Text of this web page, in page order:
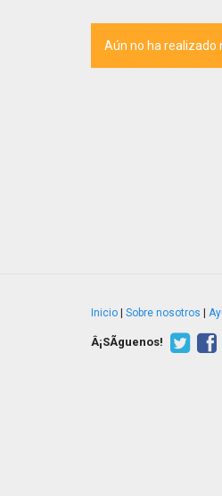
Aún no ha realizado
Inicio Sobre nosotros
Â¡SÃ­guenos!